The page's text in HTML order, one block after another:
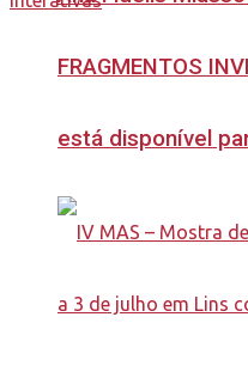
FRAGMENTOS
está disponível